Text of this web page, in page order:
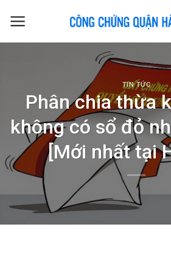
TIN TỨC
Phân chia thừa
không có sổ đỏ
[Mới nhất tại